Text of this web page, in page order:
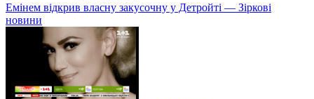
Емінем відкрив власну закусочну у Детройті — Зіркові
новини